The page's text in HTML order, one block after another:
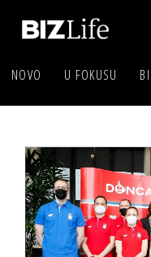
NOVO U FOKUSU